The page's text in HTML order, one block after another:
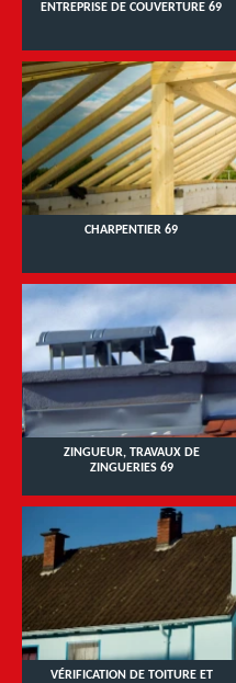
ENTREPRISE DE COUVERTURE 69
CHARPENTIER 69
ZINGUEUR, TRAVAUX DE
ZINGUERIES 69
VÉRIFICATION DE TOITURE ET